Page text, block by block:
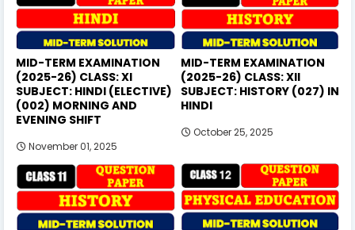
MID-TERM EXAMINATION
(2025-26) CLASS: XI
SUBJECT: HINDI (ELECTIVE)
(002) MORNING AND
EVENING SHIFT
November 01, 2025
MID-TERM EXAMINATION
(2025-26) CLASS: XII
SUBJECT: HISTORY (027) IN
HINDI
October 25, 2025